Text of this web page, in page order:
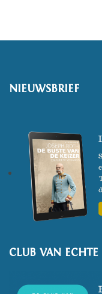
NIEUWSBRIEF
CLUB VAN ECHTE